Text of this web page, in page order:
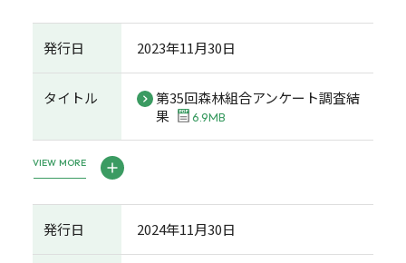
発行日 2023年11月30日
タイトル
第35回森林組合アンケート調査結
果
6.9MB
VIEW MORE
発行日 2024年11月30日